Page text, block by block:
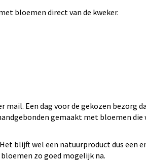
bloemen direct van de kweker.
Een dag voor de gekozen bezorg
gemaakt met bloemen die
blijft wel een natuurproduct dus een
zo goed mogelijk na.